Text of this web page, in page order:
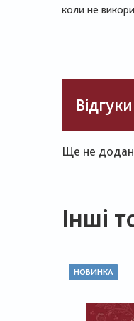
коли не
Ще не
Інші
НОВИНКА